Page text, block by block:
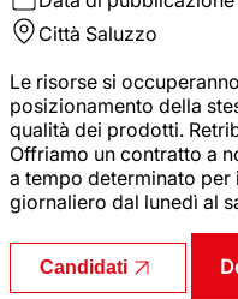
Città Saluzzo
Le risorse si
posizionamento della
qualità dei prodotti.
Offriamo un contratto a
a tempo determinato per
giornaliero dal lunedì al
Candidati